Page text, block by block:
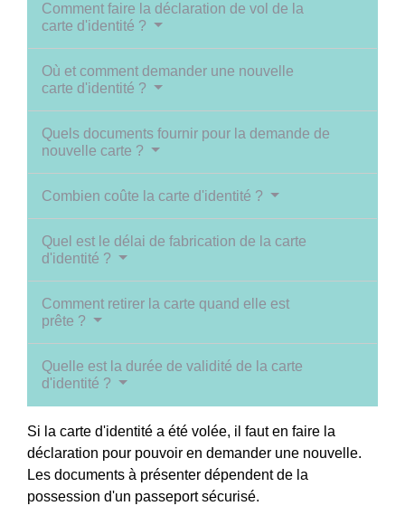
Comment faire la déclaration de vol de la
carte d'identité ?
Où et comment demander une nouvelle
carte d'identité ?
Quels documents fournir pour la demande de
nouvelle carte ?
Combien coûte la carte d'identité ?
Quel est le délai de fabrication de la carte
d'identité ?
Comment retirer la carte quand elle est
prête ?
Quelle est la durée de validité de la carte
d'identité ?
Si la carte d'identité a été volée, il faut en faire la
déclaration pour pouvoir en demander une nouvelle.
Les documents à présenter dépendent de la
possession d'un passeport sécurisé.